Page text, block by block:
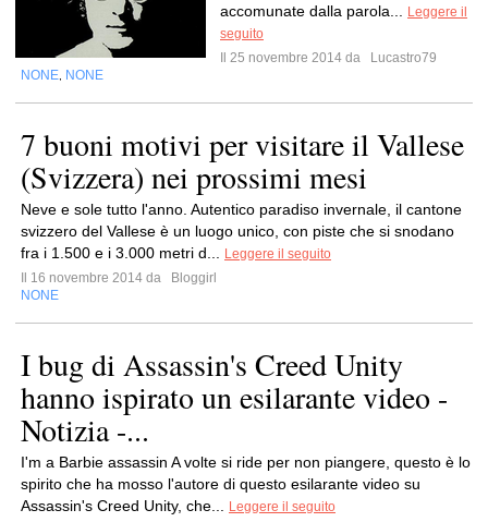
accomunate dalla parola...
Leggere il
seguito
Il 25 novembre 2014 da
Lucastro79
NONE NONE
7 buoni motivi per visitare il Vallese
(Svizzera) nei prossimi mesi
Neve e sole tutto l'anno. Autentico paradiso invernale, il cantone
svizzero del Vallese è un luogo unico, con piste che si snodano
fra i 1.500 e i 3.000 metri d...
Leggere il seguito
Il 16 novembre 2014 da
Bloggirl
NONE
I bug di Assassin's Creed Unity
hanno ispirato un esilarante video -
Notizia -...
I'm a Barbie assassin A volte si ride per non piangere, questo è lo
spirito che ha mosso l'autore di questo esilarante video su
Assassin's Creed Unity, che...
Leggere il seguito